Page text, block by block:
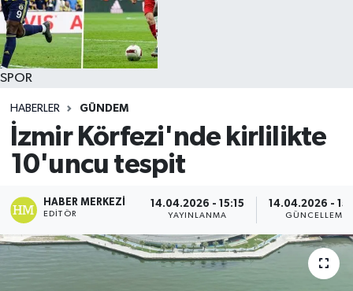
SPOR
HABERLER GÜNDEM
İzmir Körfezi'nde kirlilikte
10'uncu tespit
HABER MERKEZI
EDITÖR
14.04.2026 - 15:15
YAYINLANMA
14.04.2026 -
GÜNCELLEME